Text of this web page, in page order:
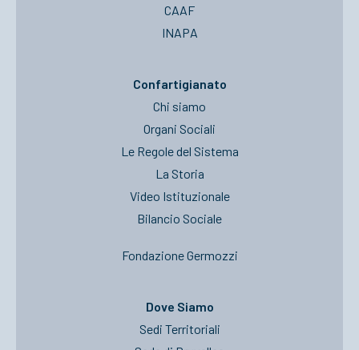
CAAF
INAPA
Confartigianato
Chi siamo
Organi Sociali
Le Regole del Sistema
La Storia
Video Istituzionale
Bilancio Sociale
Fondazione Germozzi
Dove Siamo
Sedi Territoriali